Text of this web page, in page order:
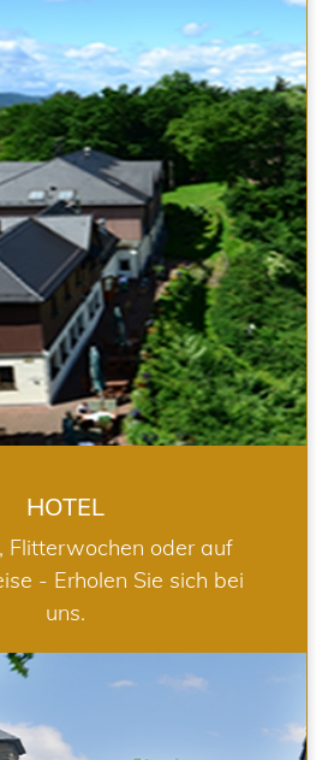
HOTEL
HOTEL
Flitterwochen oder auf
- Erholen Sie sich bei
uns.